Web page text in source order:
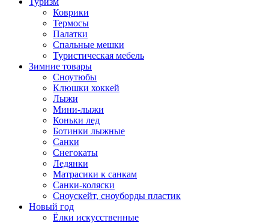
Коврики
Термосы
Палатки
Спальные мешки
Туристическая мебель
Зимние товары
Сноутюбы
Клюшки хоккей
Лыжи
Мини-лыжи
Коньки лед
Ботинки лыжные
Санки
Снегокаты
Ледянки
Матрасики к санкам
Санки-коляски
Сноускейт, сноуборды пластик
Новый год
Ёлки искусственные